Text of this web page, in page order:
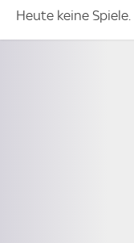
Heute keine Spiele.